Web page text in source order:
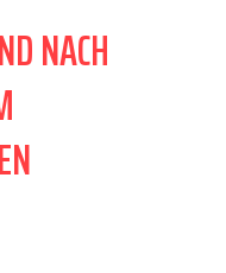
NACH